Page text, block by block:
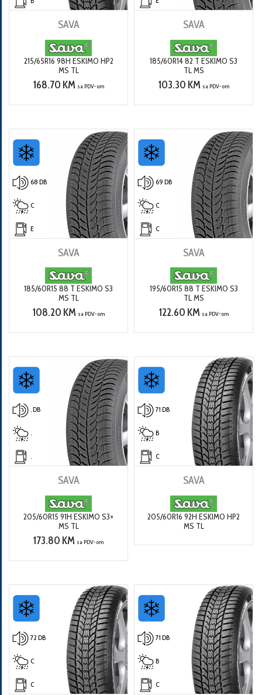
SAVA
215/65R16 98H ESKIMO HP2
MS TL
168.70 KM sa PDV-om
SAVA
185/60R14 82 T ESKIMO S3
TL MS
103.30 KM sa PDV-om
68 DB
C
E
SAVA
185/60R15 88 T ESKIMO S3
MS TL
108.20 KM sa PDV-om
69 DB
C
C
SAVA
195/60R15 88 T ESKIMO S3
TL MS
122.60 KM sa PDV-om
. DB
.
.
SAVA
205/60R15 91H ESKIMO S3+
MS TL
173.80 KM sa PDV-om
71 DB
B
C
SAVA
205/60R16 92H ESKIMO HP2
MS TL
72 DB
C
C
71 DB
B
C